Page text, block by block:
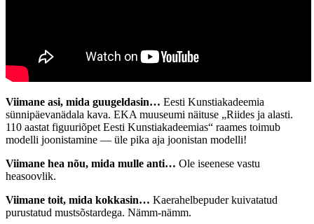
Viimane asi, mida guugeldasin… Eesti Kunstiakadeemia
sünnipäevanädala kava. EKA muuseumi näituse „Riides ja alasti.
110 aastat figuuriõpet Eesti Kunstiakadeemias“ raames toimub
modelli joonistamine — üle pika aja joonistan modelli!
Viimane hea nõu, mida mulle anti… Ole iseenese vastu
heasoovlik.
Viimane toit, mida kokkasin… Kaerahelbepuder kuivatatud
purustatud mustsõstardega. Nämm-nämm.